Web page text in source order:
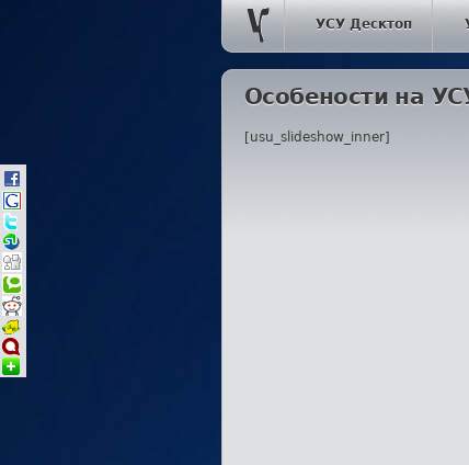
УСУ Десктоп
Особености на
[usu_slideshow_inner]